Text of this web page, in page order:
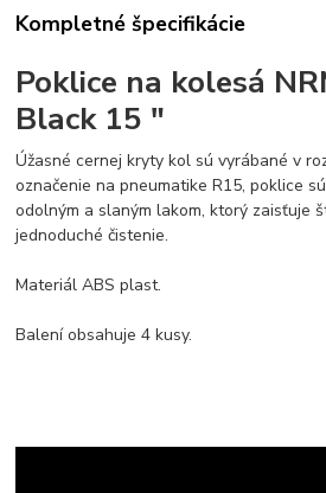
Kompletné špecifikácie
Poklice na kolesá
Black 15 "
Úžasné cernej kryty kol sú vyrábané v
označenie na pneumatike R15, poklice
odolným a slaným lakom, ktorý zaisťuje
jednoduché čistenie.
Materiál ABS plast.
Balení obsahuje 4 kusy.